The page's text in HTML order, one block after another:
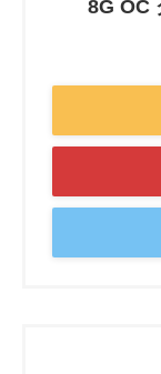
8G OC